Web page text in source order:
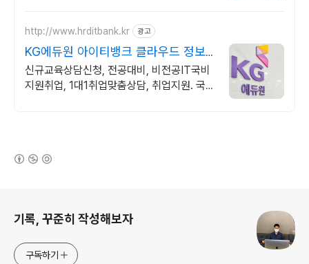
http://www.hrditbank.kr 광고
KG에듀원 아이티뱅크 클라우드 정보
보안 취업반
신규교육상담신청, 전공대비, 비전공IT국비
지원취업, 1대1취업맞춤상담, 취업지원. 국비
기록, 꾸준히 작성해보자
구독하기